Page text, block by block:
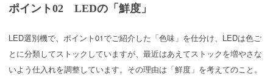
ポイント02 LEDの「鮮度」
LED選別機で、ポイント01でご紹介した「色味」を仕分け、LEDは色ご
とに分類してストックしていますが、最近はあえてストックを増やさな
いよう仕入れを調整しています。その理由は「鮮度」を考えてのこと。